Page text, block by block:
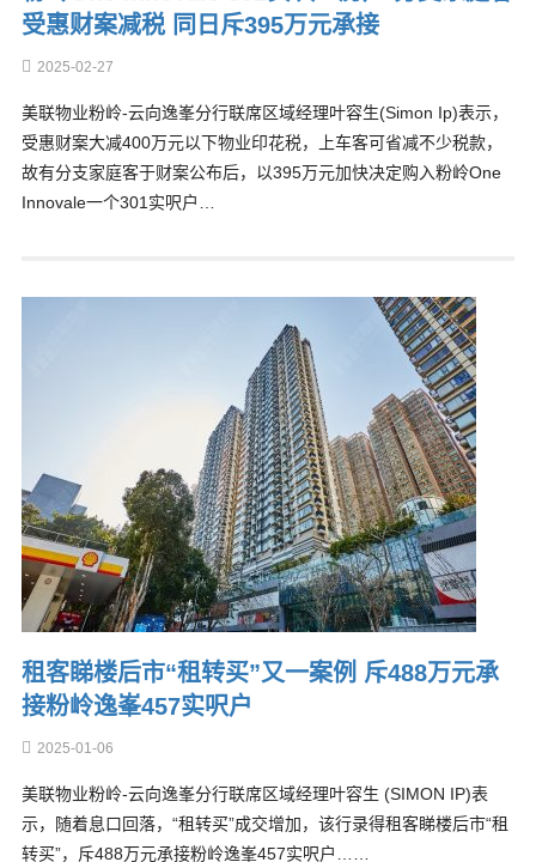
受惠财案减税 同日斥395万元承接
2025-02-27
美联物业粉岭-云向逸峯分行联席区域经理叶容生(Simon Ip)表示，
受惠财案大减400万元以下物业印花税，上车客可省减不少税款，
故有分支家庭客于财案公布后，以395万元加快决定购入粉岭One
Innovale一个301实呎户…
租客睇楼后市“租转买”又一案例 斥488万元承
接粉岭逸峯457实呎户
2025-01-06
美联物业粉岭-云向逸峯分行联席区域经理叶容生 (SIMON IP)表
示，随着息口回落，“租转买”成交增加，该行录得租客睇楼后市“租
转买”，斥488万元承接粉岭逸峯457实呎户……